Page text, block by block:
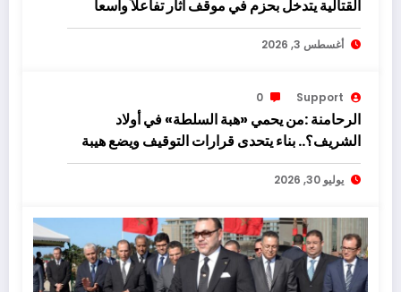
القتالية يتدخل بحزم في موقف أثار تفاعلاً واسعاً
أغسطس 3, 2026
Support
0
الرحامنة :من يحمي «هبة السلطة» في أولاد
الشريف؟.. بناء يتحدى قرارات التوقيف ويضع هيبة
القانون على المحك!
يوليو 30, 2026